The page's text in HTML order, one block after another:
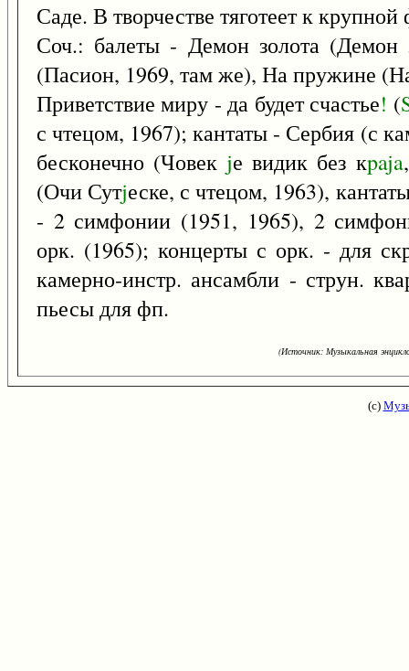
Саде. В творчестве тяготеет к
Соч.: балеты - Демон золота (Демон
(Пасион, 1969, там же), На пружине
Приветствие миру - да будет счастье! (
с чтецом, 1967); кантаты - Сербия (с
бесконечно (Човек jе видик без кpaja
(Очи Сутjеске, с чтецом, 1963),
- 2 симфонии (1951, 1965), 2
орк. (1965); концерты с орк. - для
камерно-инстр. ансамбли - струн.
пьесы для фп.
(Источник: Музыкальная
(с)